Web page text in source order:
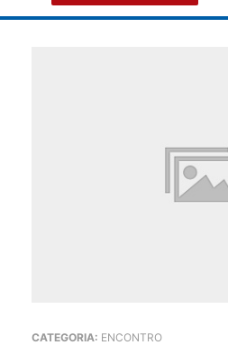
CATEGORIA: ENCONTRO